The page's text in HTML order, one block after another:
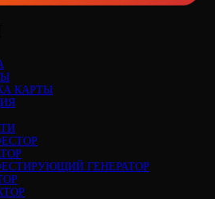
КАРТЫ
ГЕНЕРАТОР